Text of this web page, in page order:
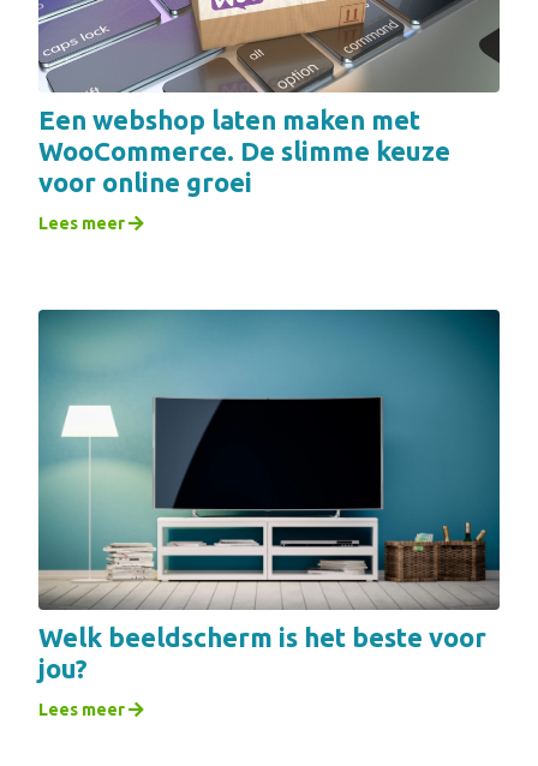
Een webshop laten maken met
WooCommerce. De slimme keuze
voor online groei
Lees meer
Welk beeldscherm is het beste voor
jou?
Lees meer